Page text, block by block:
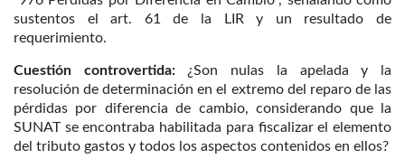
sustentos el art. 61 de la LIR y un resultado de
requerimiento.
Cuestión controvertida:¿Son nulas la apelada y la
resolución de determinación en el extremo del reparo de las
pérdidas por diferencia de cambio, considerando que la
SUNAT se encontraba habilitada para fiscalizar el elemento
del tributo gastos y todos los aspectos contenidos en ellos?